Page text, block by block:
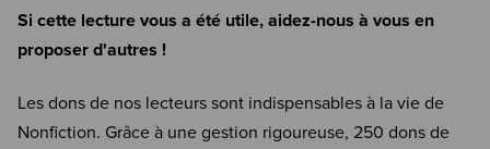
Si cette lecture vous a été utile, aidez-nous à vous en
proposer d'autres !
Les dons de nos lecteurs sont indispensables à la vie de
Nonfiction. Grâce à une gestion rigoureuse, 250 dons de